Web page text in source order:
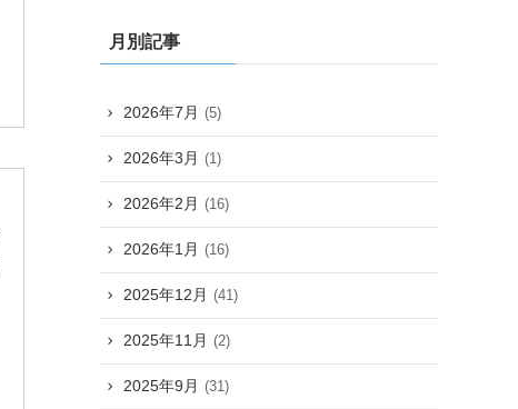
月別記事
2026年7月 (5)
2026年3月 (1)
2026年2月 (16)
2026年1月 (16)
2025年12月 (41)
2025年11月 (2)
2025年9月 (31)